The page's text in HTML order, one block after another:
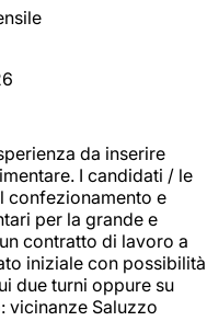
da inserire
I candidati / le
confezionamento e
per la grande e
contratto di lavoro a
iniziale con possibilità
due turni oppure su
vicinanze Saluzzo